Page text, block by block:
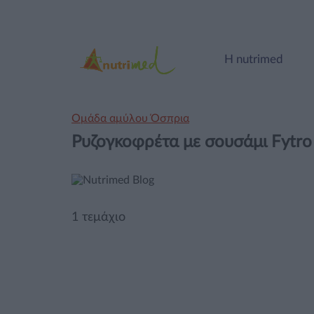
Η nutrimed
Ομάδα αμύλου Όσπρια
Ρυζογκοφρέτα με σουσάμι Fytro
1 τεμάχιο